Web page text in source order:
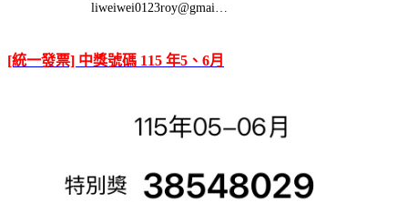
liweiwei0123roy@gmai…
[統一發票] 中獎號碼 115 年5、6月